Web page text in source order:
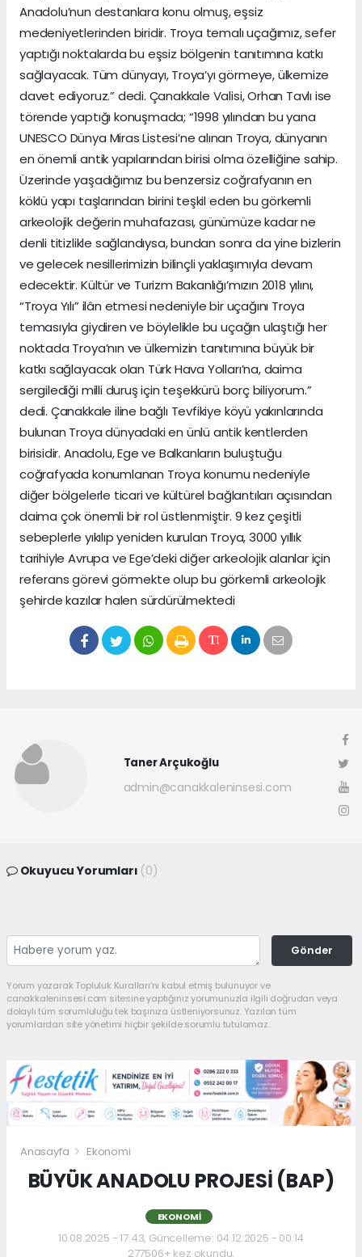
Anadolu’nun destanlara konu olmuş, eşsiz
medeniyetlerinden biridir. Troya temalı uçağımız, sefer
yaptığı noktalarda bu eşsiz bölgenin tanıtımına katkı
sağlayacak. Tüm dünyayı, Troya’yı görmeye, ülkemize
davet ediyoruz.” dedi. Çanakkale Valisi, Orhan Tavlı ise
törende yaptığı konuşmada; “1998 yılından bu yana
UNESCO Dünya Miras Listesi’ne alınan Troya, dünyanın
en önemli antik yapılarından birisi olma özelliğine sahip.
Üzerinde yaşadığımız bu benzersiz coğrafyanın en
köklü yapı taşlarından birini teşkil eden bu görkemli
arkeolojik değerin muhafazası, günümüze kadar ne
denli titizlikle sağlandıysa, bundan sonra da yine bizlerin
ve gelecek nesillerimizin bilinçli yaklaşımıyla devam
edecektir. Kültür ve Turizm Bakanlığı’mızın 2018 yılını,
“Troya Yılı” ilân etmesi nedeniyle bir uçağını Troya
temasıyla giydiren ve böylelikle bu uçağın ulaştığı her
noktada Troya’nın ve ülkemizin tanıtımına büyük bir
katkı sağlayacak olan Türk Hava Yolları’na, daima
sergilediği milli duruş için teşekkürü borç biliyorum.”
dedi. Çanakkale iline bağlı Tevfikiye köyü yakınlarında
bulunan Troya dünyadaki en ünlü antik kentlerden
birisidir. Anadolu, Ege ve Balkanların buluştuğu
coğrafyada konumlanan Troya konumu nedeniyle
diğer bölgelerle ticari ve kültürel bağlantıları açısından
daima çok önemli bir rol üstlenmiştir. 9 kez çeşitli
sebeplerle yıkılıp yeniden kurulan Troya, 3000 yıllık
tarihiyle Avrupa ve Ege’deki diğer arkeolojik alanlar için
referans görevi görmekte olup bu görkemli arkeolojik
şehirde kazılar halen sürdürülmektedi
Taner Arçukoğlu
admin@canakkaleninsesi.com
Okuyucu Yorumları (0)
Gönder
Yorum yazarak Topluluk Kuralları’nı kabul etmiş bulunuyor ve
canakkaleninsesi.com sitesine yaptığınız yorumunuzla ilgili doğrudan veya
dolaylı tüm sorumluluğu tek başınıza üstleniyorsunuz. Yazılan tüm
yorumlardan site yönetimi hiçbir şekilde sorumlu tutulamaz.
Anasayfa Ekonomi
BÜYÜK ANADOLU PROJESİ (BAP)
EKONOMI
10.08.2025 - 17:43, Güncelleme: 04.12.2025 - 00:14
277506+ kez okundu.